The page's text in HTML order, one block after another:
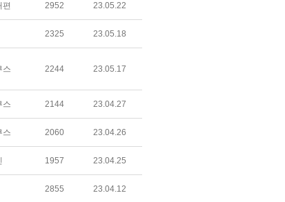
편 2952 23.05.22
2325 23.05.18
스 2244 23.05.17
스 2144 23.04.27
스 2060 23.04.26
1957 23.04.25
2855 23.04.12